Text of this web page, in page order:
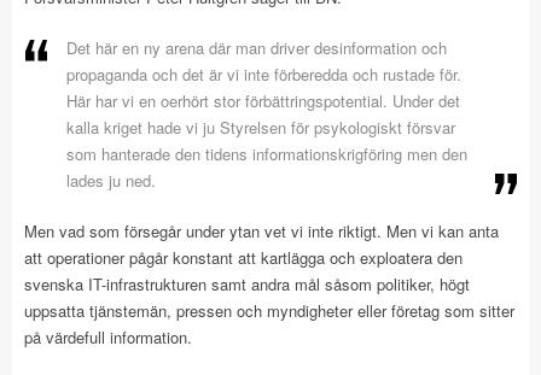
Det här en ny arena där man driver desinformation och
propaganda och det är vi inte förberedda och rustade för.
Här har vi en oerhört stor förbättringspotential. Under det
kalla kriget hade vi ju Styrelsen för psykologiskt försvar
som hanterade den tidens informationskrigföring men den
lades ju ned.
Men vad som försegår under ytan vet vi inte riktigt. Men vi kan anta
att operationer pågår konstant att kartlägga och exploatera den
svenska IT-infrastrukturen samt andra mål såsom politiker, högt
uppsatta tjänstemän, pressen och myndigheter eller företag som sitter
på värdefull information.